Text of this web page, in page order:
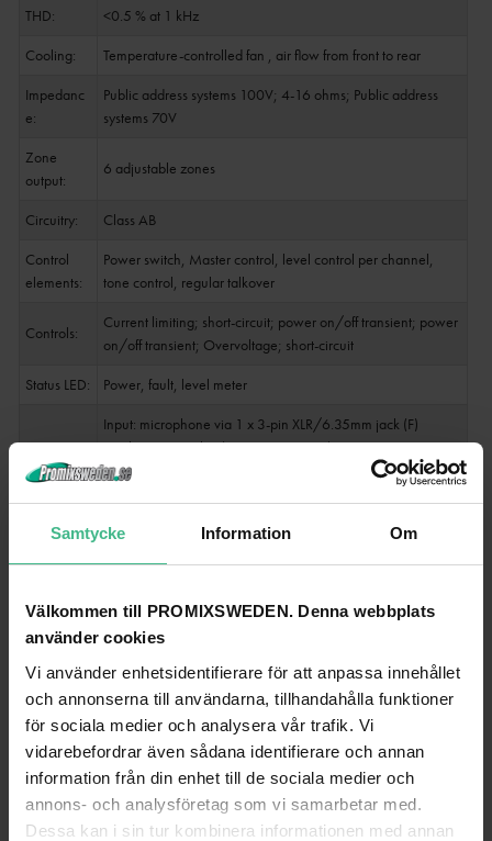
Samtycke Information Om
Välkommen till PROMIXSWEDEN. Denna webbplats
använder cookies
Vi använder enhetsidentifierare för att anpassa innehållet
och annonserna till användarna, tillhandahålla funktioner
för sociala medier och analysera vår trafik. Vi
vidarebefordrar även sådana identifierare och annan
information från din enhet till de sociala medier och
annons- och analysföretag som vi samarbetar med.
Dessa kan i sin tur kombinera informationen med annan
THD:
<0.5 % at 1 kHz
Cooling:
Temperature-controlled fan , air flow from front to rear
Impedanc
e:
Public address systems 100V; 4-16 ohms; Public address
systems 70V
Zone
output:
6 adjustable zones
Circuitry:
Class AB
Control
elements:
Power switch, Master control, level control per channel,
tone control, regular talkover
Controls:
Current limiting; short-circuit; power on/off transient; power
on/off transient; Overvoltage; short-circuit
Status LED:
Power, fault, level meter
Connectio
Input: microphone via 1 x 3-pin XLR/6.35mm jack (F)
combination socket (mounting version)
Input: microphone via 2 x 6.3 mm plug (unbal.)
Output: speaker via screw terminal
Material:
Metal
Housing
design:
(19") 48.3 cm rack installation 2 U
Dimension
Width: 48.3 cm
Depth: 38.5 cm
Height: 8.9 cm